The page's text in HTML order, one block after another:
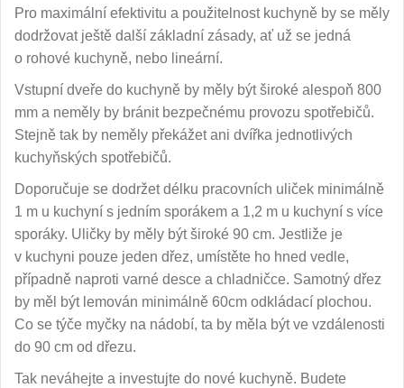
Pro maximální efektivitu a použitelnost kuchyně by se měly
dodržovat ještě další základní zásady, ať už se jedná
o rohové kuchyně, nebo lineární.
Vstupní dveře do kuchyně by měly být široké alespoň 800
mm a neměly by bránit bezpečnému provozu spotřebičů.
Stejně tak by neměly překážet ani dvířka jednotlivých
kuchyňských spotřebičů.
Doporučuje se dodržet délku pracovních uliček minimálně
1 m u kuchyní s jedním sporákem a 1,2 m u kuchyní s více
sporáky. Uličky by měly být široké 90 cm. Jestliže je
v kuchyni pouze jeden dřez, umístěte ho hned vedle,
případně naproti varné desce a chladničce. Samotný dřez
by měl být lemován minimálně 60cm odkládací plochou.
Co se týče myčky na nádobí, ta by měla být ve vzdálenosti
do 90 cm od dřezu.
Tak neváhejte a investujte do nové kuchyně. Budete